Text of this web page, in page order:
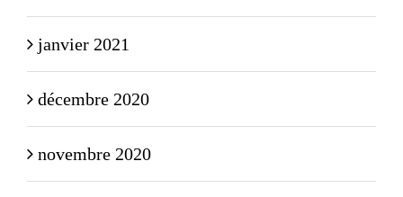
janvier 2021
décembre 2020
novembre 2020